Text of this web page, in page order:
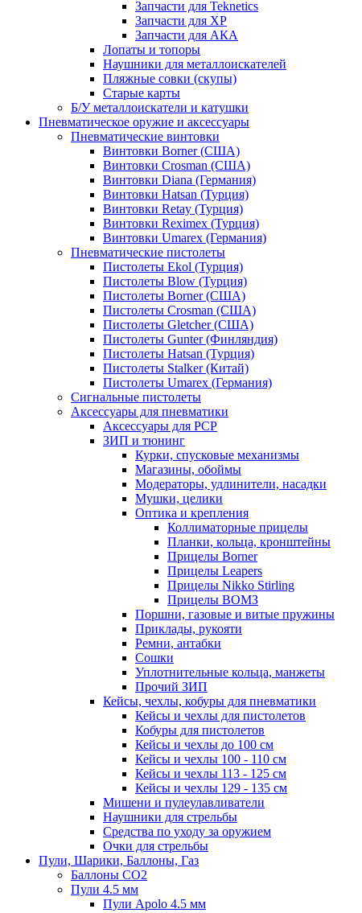
Запчасти для Teknetics
Запчасти для XP
Запчасти для АКА
Лопаты и топоры
Наушники для металлоискателей
Пляжные совки (скупы)
Старые карты
Б/У металлоискатели и катушки
Пневматическое оружие и аксессуары
Пневматические винтовки
Винтовки Borner (США)
Винтовки Crosman (США)
Винтовки Diana (Германия)
Винтовки Hatsan (Турция)
Винтовки Retay (Турция)
Винтовки Reximex (Турция)
Винтовки Umarex (Германия)
Пневматические пистолеты
Пистолеты Ekol (Турция)
Пистолеты Blow (Турция)
Пистолеты Borner (США)
Пистолеты Crosman (США)
Пистолеты Gletcher (США)
Пистолеты Gunter (Финляндия)
Пистолеты Hatsan (Турция)
Пистолеты Stalker (Китай)
Пистолеты Umarex (Германия)
Сигнальные пистолеты
Аксессуары для пневматики
Аксессуары для PCP
ЗИП и тюнинг
Курки, спусковые механизмы
Магазины, обоймы
Модераторы, удлинители, насадки
Мушки, целики
Оптика и крепления
Коллиматорные прицелы
Планки, кольца, кронштейны
Прицелы Borner
Прицелы Leapers
Прицелы Nikko Stirling
Прицелы ВОМЗ
Поршни, газовые и витые пружины
Приклады, рукояти
Ремни, антабки
Сошки
Уплотнительные кольца, манжеты
Прочий ЗИП
Кейсы, чехлы, кобуры для пневматики
Кейсы и чехлы для пистолетов
Кобуры для пистолетов
Кейсы и чехлы до 100 см
Кейсы и чехлы 100 - 110 см
Кейсы и чехлы 113 - 125 см
Кейсы и чехлы 129 - 135 см
Мишени и пулеулавливатели
Наушники для стрельбы
Средства по уходу за оружием
Очки для стрельбы
Пули, Шарики, Баллоны, Газ
Баллоны CO2
Пули 4.5 мм
Пули Apolo 4.5 мм